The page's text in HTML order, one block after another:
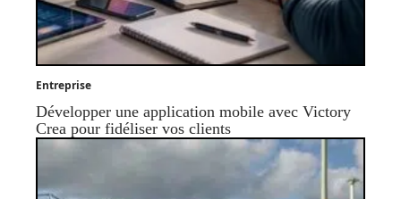
Entreprise
Développer une application mobile avec Victory
Crea pour fidéliser vos clients